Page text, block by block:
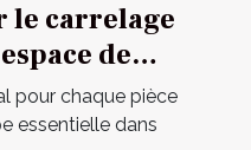
le carrelage
de
pour chaque pièce
essentielle dans